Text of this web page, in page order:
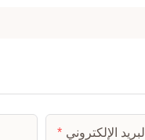
البريد الإلكتروني